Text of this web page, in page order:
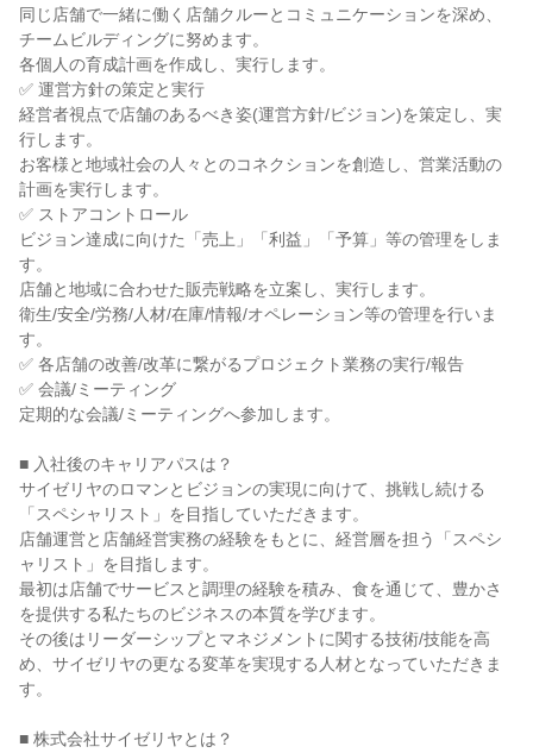
同じ店舗で一緒に働く店舗クルーとコミュニケーションを深め、
チームビルディングに努めます。
各個人の育成計画を作成し、実行します。
✅ 運営方針の策定と実行
経営者視点で店舗のあるべき姿(運営方針/ビジョン)を策定し、実
行します。
お客様と地域社会の人々とのコネクションを創造し、営業活動の
計画を実行します。
✅ ストアコントロール
ビジョン達成に向けた「売上」「利益」「予算」等の管理をしま
す。
店舗と地域に合わせた販売戦略を立案し、実行します。
衛生/安全/労務/人材/在庫/情報/オペレーション等の管理を行いま
す。
✅ 各店舗の改善/改革に繋がるプロジェクト業務の実行/報告
✅ 会議/ミーティング
定期的な会議/ミーティングへ参加します。
■ 入社後のキャリアパスは？
サイゼリヤのロマンとビジョンの実現に向けて、挑戦し続ける
「スペシャリスト」を目指していただきます。
店舗運営と店舗経営実務の経験をもとに、経営層を担う「スペシ
ャリスト」を目指します。
最初は店舗でサービスと調理の経験を積み、食を通じて、豊かさ
を提供する私たちのビジネスの本質を学びます。
その後はリーダーシップとマネジメントに関する技術/技能を高
め、サイゼリヤの更なる変革を実現する人材となっていただきま
す。
■ 株式会社サイゼリヤとは？